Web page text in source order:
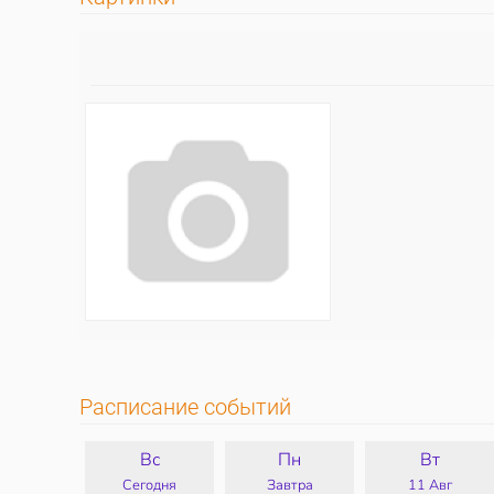
Расписание событий
Вс
Сегодня
Пн
Завтра
Вт
11 Авг